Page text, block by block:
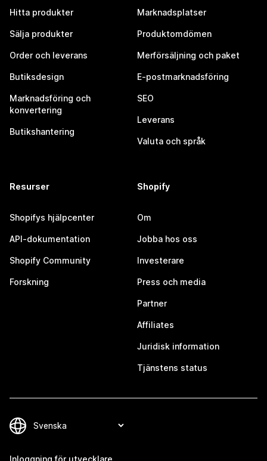
Hitta produkter
Sälja produkter
Order och leverans
Butiksdesign
Marknadsföring och
konvertering
Butikshantering
Marknadsplatser
Produktomdömen
Merförsäljning och paket
E-postmarknadsföring
SEO
Leverans
Valuta och språk
Resurser
Shopifys hjälpcenter
API-dokumentation
Shopify Community
Forskning
Shopify
Om
Jobba hos oss
Investerare
Press och media
Partner
Affiliates
Juridisk information
Tjänstens status